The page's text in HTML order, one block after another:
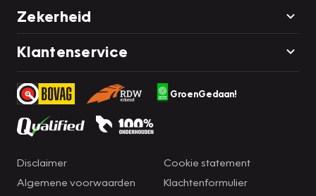
Zekerheid
Klantenservice
GroenGedaan!
Disclaimer
Algemene voorwaarden
Cookie statement
Klachtenformulier